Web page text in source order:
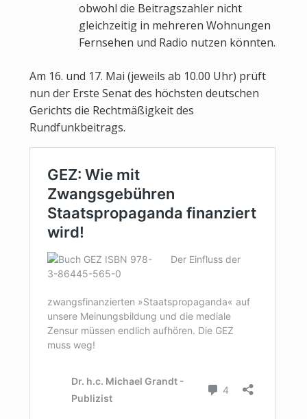
obwohl die Beitragszahler nicht
gleichzeitig in mehreren Wohnungen
Fernsehen und Radio nutzen könnten.
Am 16. und 17. Mai (jeweils ab 10.00 Uhr) prüft
nun der Erste Senat des höchsten deutschen
Gerichts die Rechtmäßigkeit des
Rundfunkbeitrags.